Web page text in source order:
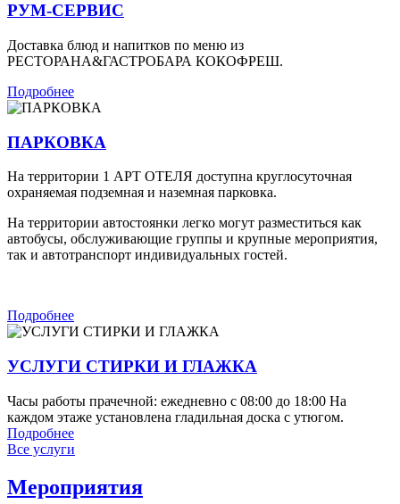
РУМ-СЕРВИС
Доставка блюд и напитков по меню из
РЕСТОРАНА&ГАСТРОБАРА КОКОФРЕШ.
Подробнее
ПАРКОВКА
На территории 1 АРТ ОТЕЛЯ доступна круглосуточная
охраняемая подземная и наземная парковка.
На территории автостоянки легко могут разместиться как
автобусы, обслуживающие группы и крупные мероприятия,
так и автотранспорт индивидуальных гостей.
Подробнее
УСЛУГИ СТИРКИ И ГЛАЖКА
Часы работы прачечной: ежедневно с 08:00 до 18:00 На
каждом этаже установлена гладильная доска с утюгом.
Подробнее
Все услуги
Мероприятия